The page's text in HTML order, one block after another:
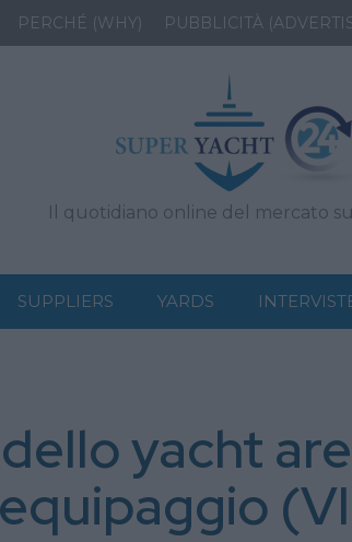
PERCHÉ (WHY) PUBBLICITÀ
Il quotidiano online del mercato
SUPPLIERS YARDS
yacht